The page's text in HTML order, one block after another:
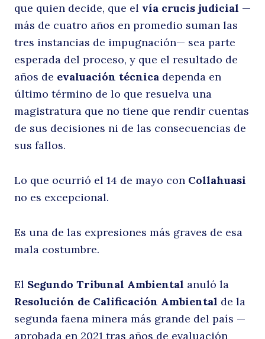
Buscar
que quien decide, que el vía crucis judicial —
más de cuatro años en promedio suman las
tres instancias de impugnación— sea parte
esperada del proceso, y que el resultado de
años de evaluación técnica dependa en
último término de lo que resuelva una
magistratura que no tiene que rendir cuentas
de sus decisiones ni de las consecuencias de
sus fallos.
Lo que ocurrió el 14 de mayo con Collahuasi
no es excepcional.
Es una de las expresiones más graves de esa
mala costumbre.
El Segundo Tribunal Ambiental anuló la
Resolución de Calificación Ambiental de la
segunda faena minera más grande del país —
aprobada en 2021 tras años de evaluación